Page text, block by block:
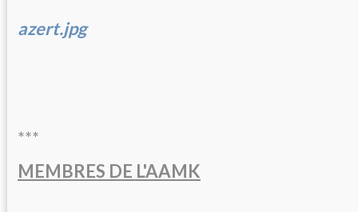
azert.jpg
***
MEMBRES DE L'AAMK